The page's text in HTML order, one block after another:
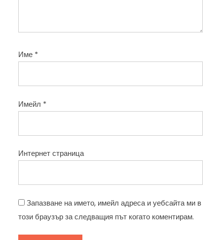
Име *
Имейл *
Интернет страница
Запазване на името, имейл адреса и уебсайта ми в
този браузър за следващия път когато коментирам.